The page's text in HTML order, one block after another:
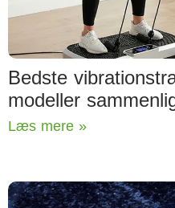
Bedste
modeller
Læs mere »